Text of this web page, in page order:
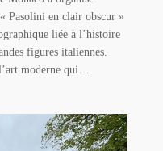
Pasolini en clair obscur »
liée à l’histoire
figures italiennes.
moderne qui…